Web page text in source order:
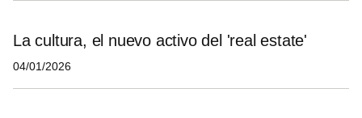
La cultura, el nuevo activo del 'real estate'
04/01/2026